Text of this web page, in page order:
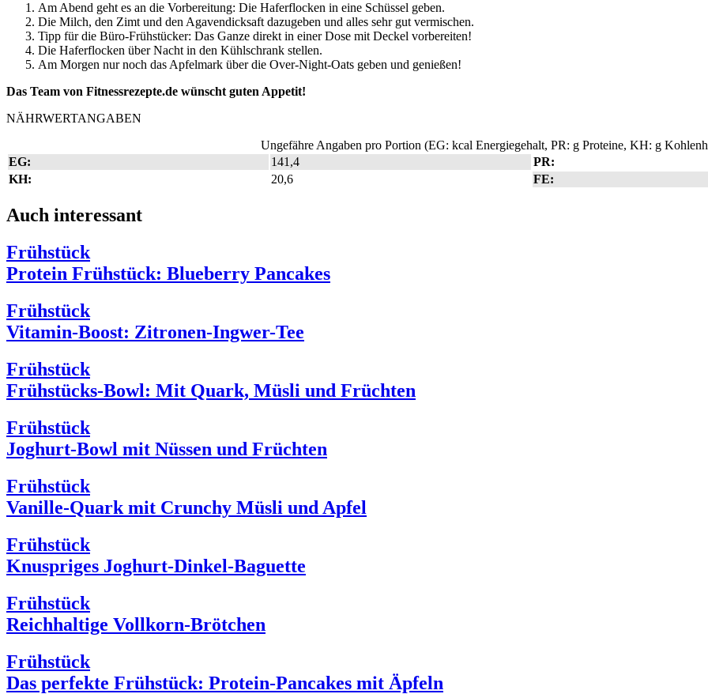
Am Abend geht es an die Vorbereitung: Die Haferflocken in eine Schüssel geben.
Die Milch, den Zimt und den Agavendicksaft dazugeben und alles sehr gut vermischen.
Tipp für die Büro-Frühstücker: Das Ganze direkt in einer Dose mit Deckel vorbereiten!
Die Haferflocken über Nacht in den Kühlschrank stellen.
Am Morgen nur noch das Apfelmark über die Over-Night-Oats geben und genießen!
Das Team von Fitnessrezepte.de wünscht guten Appetit!
NÄHRWERTANGABEN
Ungefähre Angaben pro Portion (EG: kcal Energiegehalt, PR: g Proteine, KH: g
EG:
141,4
PR:
KH:
20,6 FE:
Auch interessant
Frühstück
Protein Frühstück: Blueberry Pancakes
Frühstück
Vitamin-Boost: Zitronen-Ingwer-Tee
Frühstück
Frühstücks-Bowl: Mit Quark, Müsli und Früchten
Frühstück
Joghurt-Bowl mit Nüssen und Früchten
Frühstück
Vanille-Quark mit Crunchy Müsli und Apfel
Frühstück
Knuspriges Joghurt-Dinkel-Baguette
Frühstück
Reichhaltige Vollkorn-Brötchen
Frühstück
Das perfekte Frühstück: Protein-Pancakes mit Äpfeln